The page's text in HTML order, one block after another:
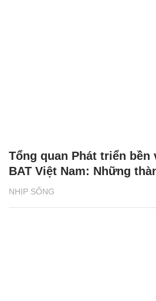
NHỊP SỐNG
Tổng quan Phát triển bền
BAT Việt Nam: Những